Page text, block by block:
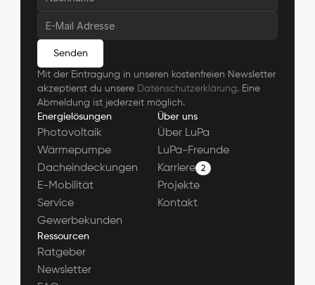
Energielösungen
Photovoltaik
Wärmepumpe
Dacheindeckungen
E-Mobilität
Service
Gewerbekunden
Über uns
Über LuPa
LuPa-Freunde
Karriere
2
Projekte
Kontakt
Ressourcen
Ratgeber
Newsletter
Senden
Mit der Eintragung in unseren kostenfreien Newsletter
akzeptierst du unsere Datenschutzerklärung. Eine
Abmeldung ist jederzeit möglich.